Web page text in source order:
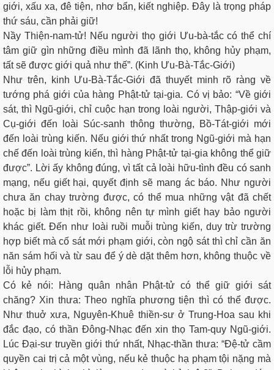
giới, xấu xa, đê tiện, nhơ bẩn, kiết nghiệp. Ðây là trọng pháp
thứ sáu, cần phải giữ!
Nầy Thiện-nam-tử! Nếu người thọ giới Ưu-bà-tắc có thể chí
tâm giữ gìn những điều mình đã lãnh thọ, không hủy phạm,
tất sẽ được giới quả như thế”. (Kinh Ưu-Bà-Tắc-Giới)
Như trên, kinh Ưu-Bà-Tắc-Giới đã thuyết minh rõ ràng về
tướng phá giới của hàng Phật-tử tại-gia. Có vị bảo: “Về giới
sát, thì Ngũ-giới, chỉ cuộc hạn trong loài người, Thập-giới và
Cụ-giới đến loài Súc-sanh thông thường, Bồ-Tát-giới mới
đến loài trùng kiến. Nếu giới thứ nhất trong Ngũ-giới mà hạn
chế đến loài trùng kiến, thì hàng Phật-tử tại-gia không thể giữ
được”. Lời ấy không đúng, vì tất cả loài hữu-tình đều có sanh
mạng, nếu giết hại, quyết định sẽ mang ác báo. Như người
chưa ăn chay trường được, có thể mua những vật đã chết
hoặc bị làm thịt rồi, không nên tự mình giết hay bảo người
khác giết. Ðến như loài ruồi muỗi trùng kiến, duy trừ trường
hợp biết mà cố sát mới phạm giới, còn ngộ sát thì chỉ cần ăn
năn sám hối và từ sau để ý dè dặt thêm hơn, không thuộc về
lỗi hủy phạm.
Có kẻ nói: Hàng quân nhân Phật-tử có thể giữ giới sát
chăng? Xin thưa: Theo nghĩa phương tiện thì có thể được.
Như thuở xưa, Nguyên-Khuê thiền-sư ở Trung-Hoa sau khi
đắc đạo, có thần Ðông-Nhạc đến xin thọ Tam-quy Ngũ-giới.
Lúc Ðại-sư truyền giới thứ nhất, Nhạc-thần thưa: “Đệ-tử cầm
quyền cai trị cả một vùng, nếu kẻ thuộc hạ phạm tội nặng mà